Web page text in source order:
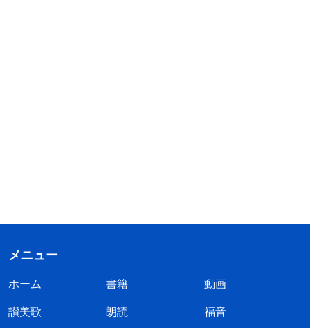
メニュー
ホーム 書籍
動画
讃美歌
朗読
福音